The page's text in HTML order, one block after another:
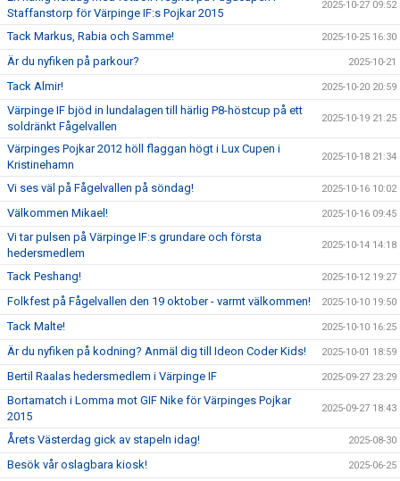
Staffanstorp för Värpinge IF:s Pojkar 2015
2025-10-27 09:52
Tack Markus, Rabia och Samme! 2025-10-25 16:30
Är du nyfiken på parkour? 2025-10-21
Tack Almir! 2025-10-20 20:59
Värpinge IF bjöd in lundalagen till härlig P8-höstcup på ett
soldränkt Fågelvallen
2025-10-19 21:25
Värpinges Pojkar 2012 höll flaggan högt i Lux Cupen i
Kristinehamn
2025-10-18 21:34
Vi ses väl på Fågelvallen på söndag! 2025-10-16 10:02
Välkommen Mikael! 2025-10-16 09:45
Vi tar pulsen på Värpinge IF:s grundare och första
hedersmedlem
2025-10-14 14:18
Tack Peshang! 2025-10-12 19:27
Folkfest på Fågelvallen den 19 oktober - varmt välkommen! 2025-10-10 19:50
Tack Malte! 2025-10-10 16:25
Är du nyfiken på kodning? Anmäl dig till Ideon Coder Kids! 2025-10-01 18:59
Bertil Raalas hedersmedlem i Värpinge IF 2025-09-27 23:29
Bortamatch i Lomma mot GIF Nike för Värpinges Pojkar
2015
2025-09-27 18:43
Årets Västerdag gick av stapeln idag! 2025-08-30
Besök vår oslagbara kiosk! 2025-06-25